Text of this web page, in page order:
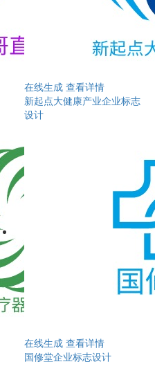
在线生成 查看详情
新起点大健康产业企业标志
设计
在线生成 查看详情
国修堂企业标志设计